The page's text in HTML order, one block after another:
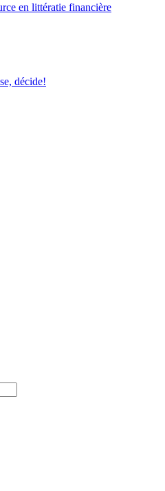
en littératie financière
décide!